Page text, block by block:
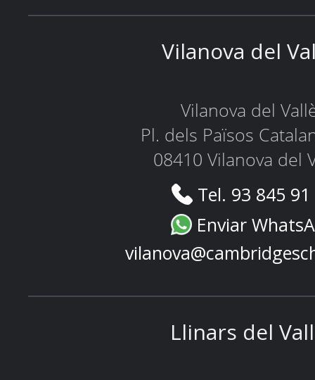
Vilanova del
Vilanova del
Pl. dels Països
08410 Vilanova del
Tel. 93 845
Enviar
Llinars del